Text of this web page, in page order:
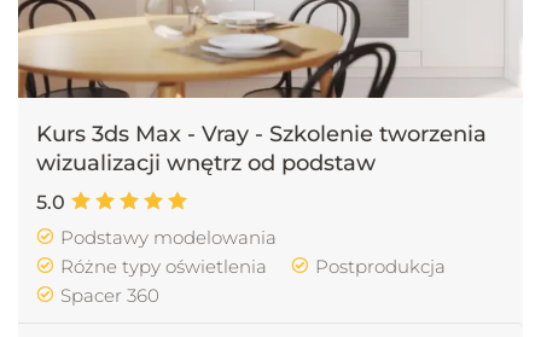
03.01 - Materiały V-ray - Wstęp
5 min 40 s
03.02 - Materiały V-ray - Studio do testów
19 min 15 s
03.03 - Materiały V-ray - Odbijające
22 min 40 s
Kurs 3ds Max - Vray - Szkolenie tworzenia
wizualizacji wnętrz od podstaw
5.0
Podstawy modelowania
Różne typy oświetlenia
Postprodukcja
Spacer 360